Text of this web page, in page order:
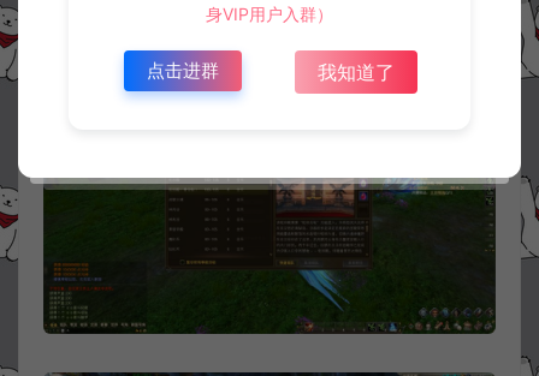
身VIP用户入群）
点击进群 我知道了